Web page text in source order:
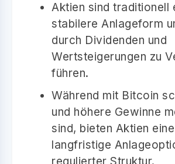
Aktien sind traditionell
stabilere Anlageform
durch Dividenden und
Wertsteigerungen zu
führen.
Während mit Bitcoin
und höhere Gewinne
sind, bieten Aktien eine
langfristige
regulierter Struktur.